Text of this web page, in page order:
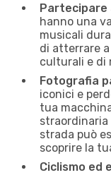
hanno una
musicali
di atterrare
culturali e di
Fotografia
iconici e
tua
strada può
scoprire la
Ciclismo ed